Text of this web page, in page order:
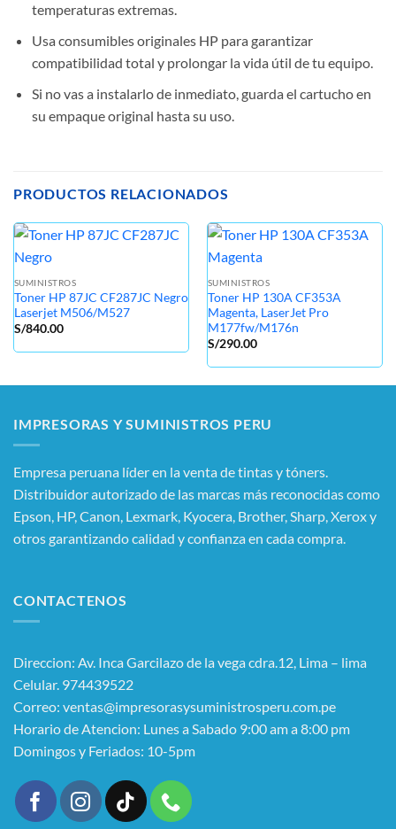
temperaturas extremas.
Usa consumibles originales HP para garantizar
compatibilidad total y prolongar la vida útil de tu equipo.
Si no vas a instalarlo de inmediato, guarda el cartucho en
su empaque original hasta su uso.
PRODUCTOS RELACIONADOS
SUMINISTROS
Toner HP 87JC CF287JC Negro
Laserjet M506/M527
S/840.00
SUMINISTROS
Toner HP 130A CF353A
Magenta, LaserJet Pro
M177fw/M176n
S/290.00
IMPRESORAS Y SUMINISTROS PERU
Empresa peruana líder en la venta de tintas y tóners.
Distribuidor autorizado de las marcas más reconocidas como
Epson, HP, Canon, Lexmark, Kyocera, Brother, Sharp, Xerox y
otros garantizando calidad y confianza en cada compra.
CONTACTENOS
Direccion: Av. Inca Garcilazo de la vega cdra.12, Lima – lima
Celular. 974439522
Correo: ventas@impresorasysuministrosperu.com.pe
Horario de Atencion: Lunes a Sabado 9:00 am a 8:00 pm
Domingos y Feriados: 10-5pm